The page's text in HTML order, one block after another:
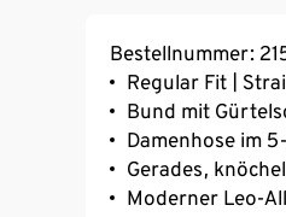
Bestellnummer:
Regular Fit |
Bund mit
Damenhose im
Gerades,
Moderner Leo-